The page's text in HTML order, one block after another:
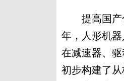
提高国产化
年，人形机
在减速器、驱
初步构建了